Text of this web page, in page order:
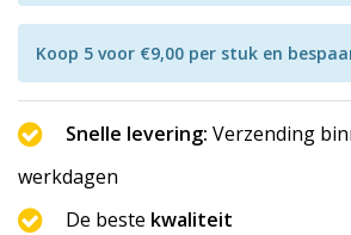
Koop 5 voor €9,00 per stuk en
Snelle levering: Verzending
werkdagen
De beste kwaliteit